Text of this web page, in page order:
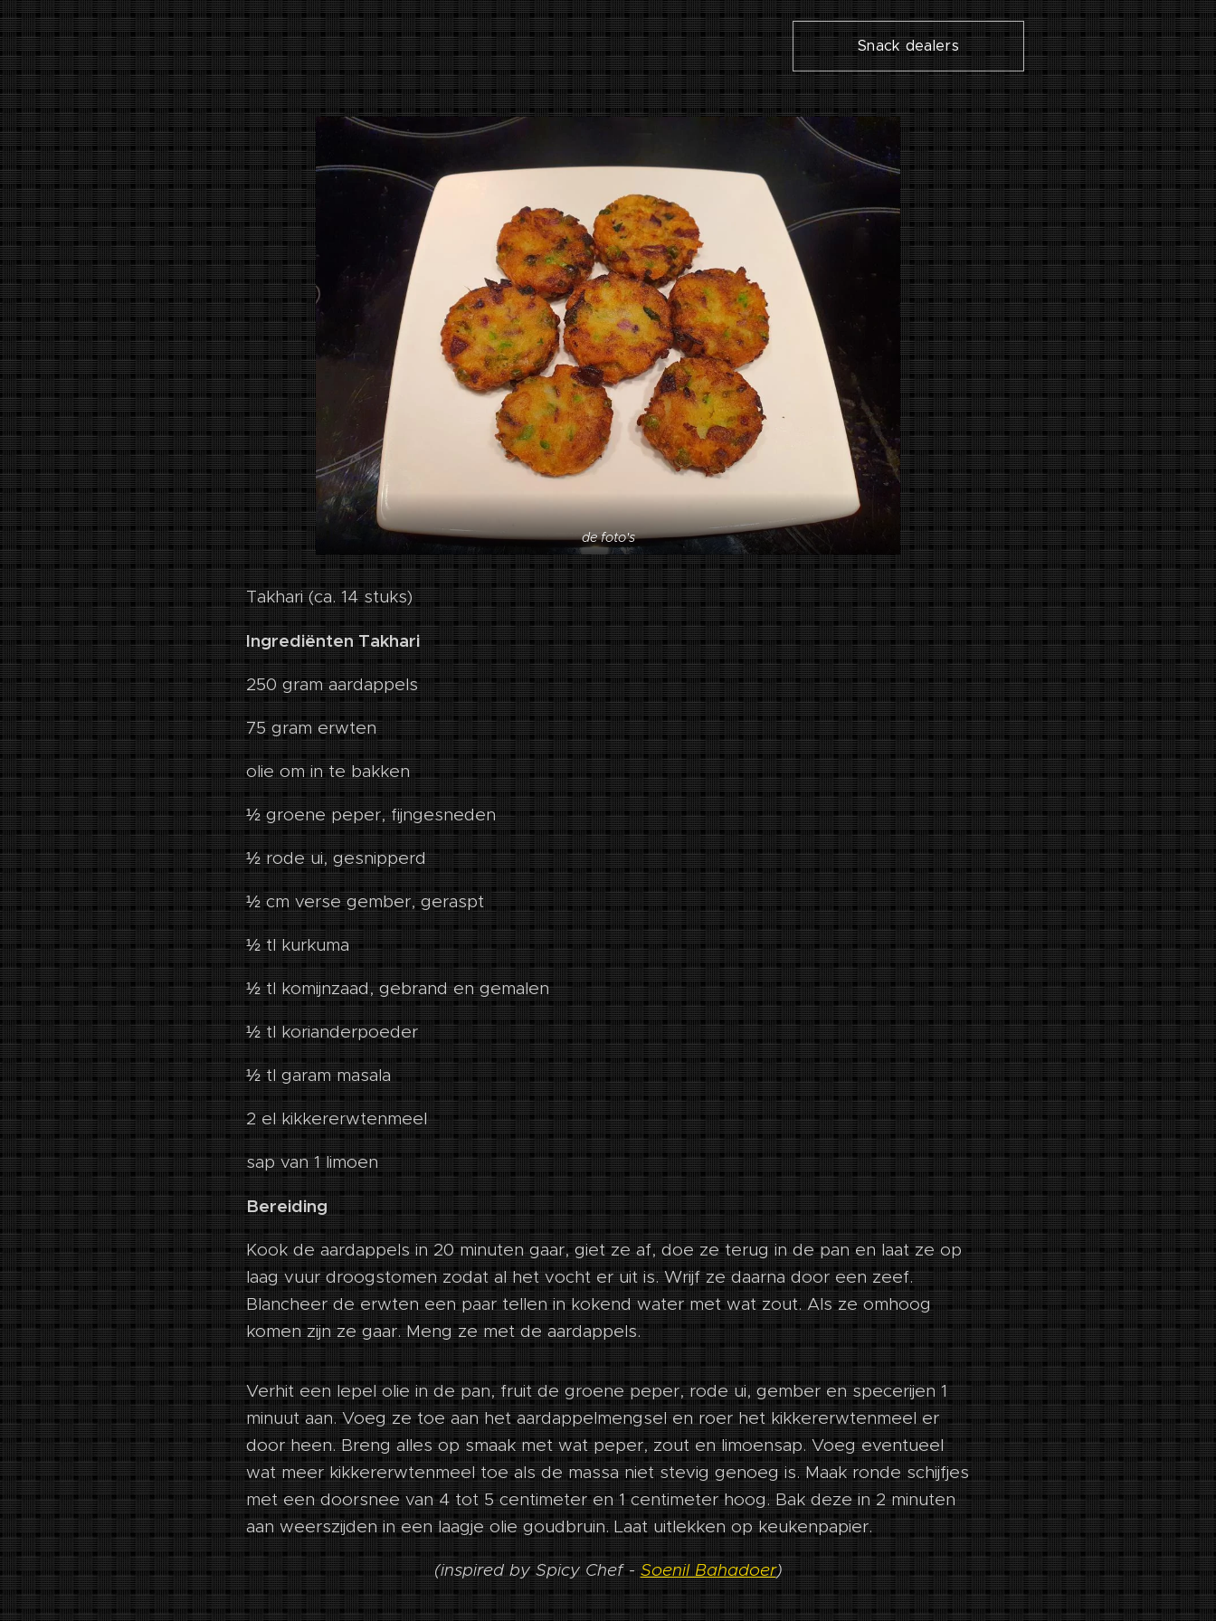
Snack dealers
de foto's
Takhari (ca. 14 stuks)
Ingrediënten Takhari
250 gram aardappels
75 gram erwten
olie om in te bakken
½ groene peper, fijngesneden
½ rode ui, gesnipperd
½ cm verse gember, geraspt
½ tl kurkuma
½ tl komijnzaad, gebrand en gemalen
½ tl korianderpoeder
½ tl garam masala
2 el kikkererwtenmeel
sap van 1 limoen
Bereiding
Kook de aardappels in 20 minuten gaar, giet ze af, doe ze terug in de pan en laat ze op
laag vuur droogstomen zodat al het vocht er uit is. Wrijf ze daarna door een zeef.
Blancheer de erwten een paar tellen in kokend water met wat zout. Als ze omhoog
komen zijn ze gaar. Meng ze met de aardappels.
Verhit een lepel olie in de pan, fruit de groene peper, rode ui, gember en specerijen 1
minuut aan. Voeg ze toe aan het aardappelmengsel en roer het kikkererwtenmeel er
door heen. Breng alles op smaak met wat peper, zout en limoensap. Voeg eventueel
wat meer kikkererwtenmeel toe als de massa niet stevig genoeg is. Maak ronde schijfjes
met een doorsnee van 4 tot 5 centimeter en 1 centimeter hoog. Bak deze in 2 minuten
aan weerszijden in een laagje olie goudbruin. Laat uitlekken op keukenpapier.
(inspired by Spicy Chef -Soenil Bahadoer)